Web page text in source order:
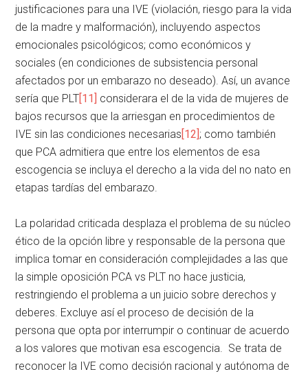
justificaciones para una IVE (violación, riesgo para la vida
de la madre y malformación), incluyendo aspectos
emocionales psicológicos; como económicos y
sociales (en condiciones de subsistencia personal
afectados por un embarazo no deseado). Así, un avance
sería que PLT[11] considerara el de la vida de mujeres de
bajos recursos que la arriesgan en procedimientos de
IVE sin las condiciones necesarias[12]; como también
que PCA admitiera que entre los elementos de esa
escogencia se incluya el derecho a la vida del no nato en
etapas tardías del embarazo.
La polaridad criticada desplaza el problema de su núcleo
ético de la opción libre y responsable de la persona que
implica tomar en consideración complejidades a las que
la simple oposición PCA vs PLT no hace justicia,
restringiendo el problema a un juicio sobre derechos y
deberes. Excluye así el proceso de decisión de la
persona que opta por interrumpir o continuar de acuerdo
a los valores que motivan esa escogencia. Se trata de
reconocer la IVE como decisión racional y autónoma de